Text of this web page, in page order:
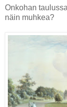
Onkohan
näin muhkea?